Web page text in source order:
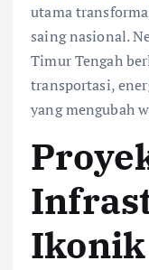
utama
saing nasional.
Timur Tengah
transportasi,
yang mengubah